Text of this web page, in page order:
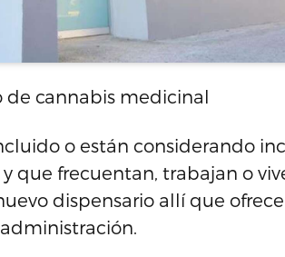
de cannabis medicinal
o están considerando
que frecuentan, trabajan o
dispensario allí que